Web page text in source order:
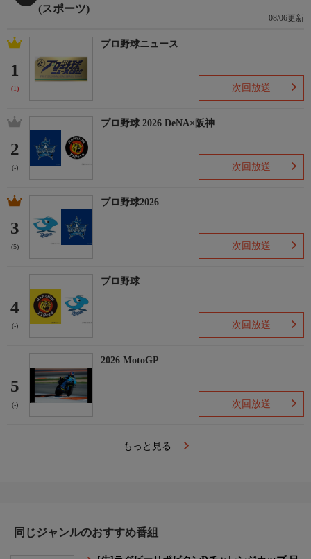
(スポーツ)
08/06更新
1
(1)
プロ野球ニュース
次回放送
2
(-)
プロ野球 2026 DeNA×阪神
次回放送
3
(5)
プロ野球2026
次回放送
4
(-)
プロ野球
次回放送
5
(-)
2026 MotoGP
次回放送
もっと見る
同じジャンルのおすすめ番組